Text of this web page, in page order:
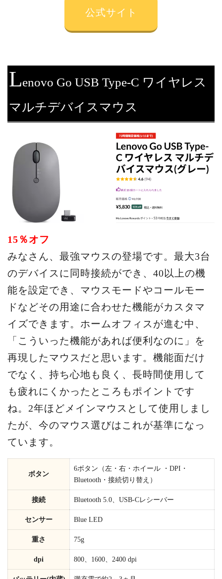
公式サイト
Lenovo Go USB Type-C ワイヤレス
マルチデバイスマウス
15％オフ
みなさん、最強マウスの登場です。最大3台
のデバイスに同時接続ができ、40以上の機
能を設定でき、マウスモードやコールモー
ドなどその用途に合わせた機能がカスタマ
イズできます。ホームオフィスが進む中、
「こういった機能があれば便利なのに」を
再現したマウスだと思います。機能面だけ
でなく、持ち心地も良く、長時間使用して
も疲れにくかったところもポイントです
ね。2年ほどメインマウスとして使用しまし
たが、今のマウス選びはこれが基準になっ
ています。
ボタン
6ボタン（左・右・ホイール ・DPI・
Bluetooth・接続切り替え）
接続 Bluetooth 5.0、USB-Cレシーバー
センサー Blue LED
重さ 75g
dpi 800、1600、2400 dpi